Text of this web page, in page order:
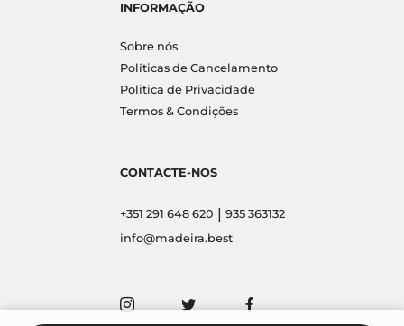
INFORMAÇÃO
Sobre nós
Políticas de Cancelamento
Politica de Privacidade
Termos & Condições
CONTACTE-NOS
+351 291 648 620 | 935 363132
info@madeira.best